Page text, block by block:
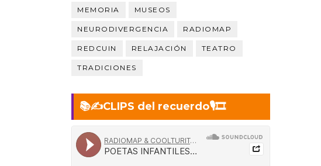
MEMORIA MUSEOS
NEURODIVERGENCIA RADIOMAP
REDCUIN RELAJACIÓN TEATRO
TRADICIONES
📚✍️CLIPS del recuerdo🎙️🎞